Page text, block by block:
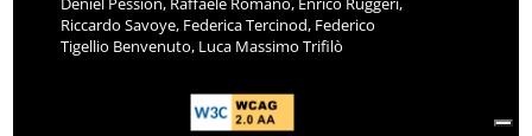
Riccardo Savoye, Federica Tercinod, Federico
Tigellio Benvenuto, Luca Massimo Trifilò